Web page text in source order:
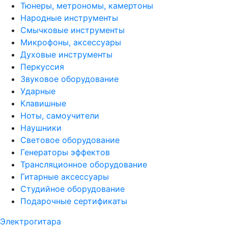
Тюнеры, метрономы, камертоны
Народные инструменты
Смычковые инструменты
Микрофоны, аксессуары
Духовые инструменты
Перкуссия
Звуковое оборудование
Ударные
Клавишные
Ноты, самоучители
Наушники
Световое оборудование
Генераторы эффектов
Трансляционное оборудование
Гитарные аксессуары
Студийное оборудование
Подарочные сертификаты
Электрогитара